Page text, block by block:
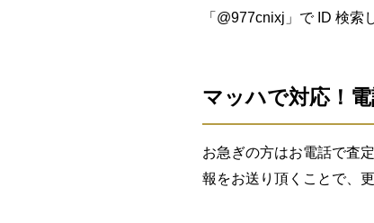
「@977cnixj」で ID 検索
マッハで対応！
お急ぎの方はお電話で査
報をお送り頂くことで、